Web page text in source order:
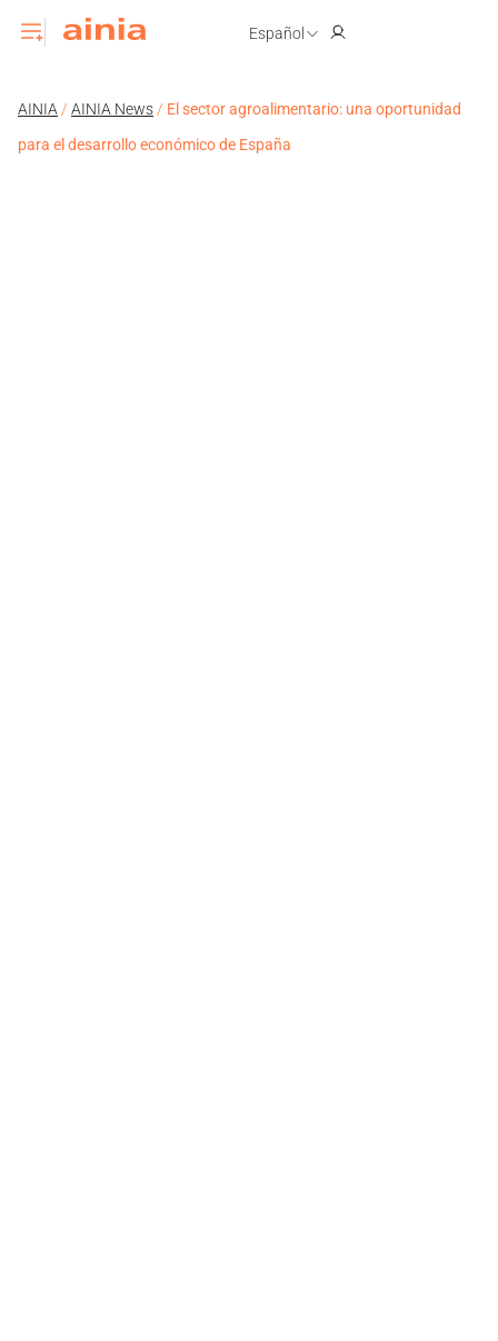
Español
AINIA / AINIA News / El sector agroalimentario: una oportunidad
para el desarrollo económico de España